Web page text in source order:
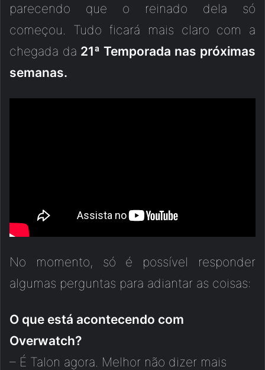
parecendo que o reinado dela só
começou. Tudo ficará mais claro com a
chegada da 21ª Temporada nas próximas
semanas.
No momento, só é possível responder
algumas perguntas para adiantar as coisas:
O que está acontecendo com
Overwatch?
– É Talon agora. Melhor não dizer mais